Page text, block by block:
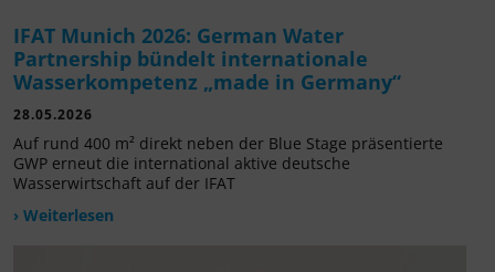
IFAT Munich 2026: German Water
Partnership bündelt internationale
Wasserkompetenz „made in Germany“
28.05.2026
Auf rund 400 m² direkt neben der Blue Stage präsentierte
GWP erneut die international aktive deutsche
Wasserwirtschaft auf der IFAT
› Weiterlesen